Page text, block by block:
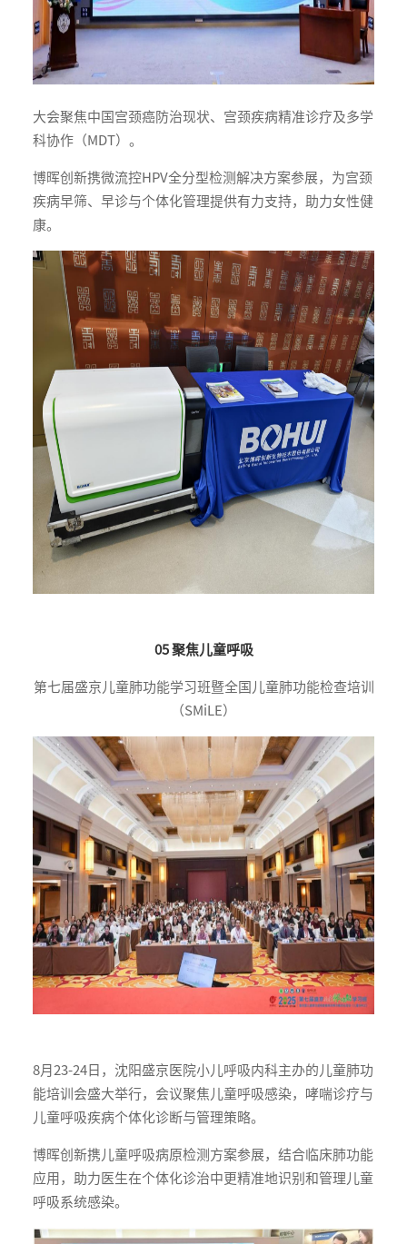
大会聚焦中国宫颈癌防治现状、宫颈疾病精准诊疗及多学
科协作（MDT）。
博晖创新携微流控HPV全分型检测解决方案参展，为宫颈
疾病早筛、早诊与个体化管理提供有力支持，助力女性健
康。
05 聚焦儿童呼吸
第七届盛京儿童肺功能学习班暨全国儿童肺功能检查培训
（SMiLE）
8月23-24日，沈阳盛京医院小儿呼吸内科主办的儿童肺功
能培训会盛大举行，会议聚焦儿童呼吸感染，哮喘诊疗与
儿童呼吸疾病个体化诊断与管理策略。
博晖创新携儿童呼吸病原检测方案参展，结合临床肺功能
应用，助力医生在个体化诊治中更精准地识别和管理儿童
呼吸系统感染。